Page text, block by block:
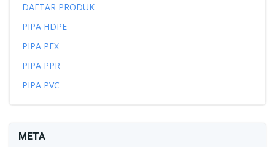
DAFTAR PRODUK
PIPA HDPE
PIPA PEX
PIPA PPR
PIPA PVC
META